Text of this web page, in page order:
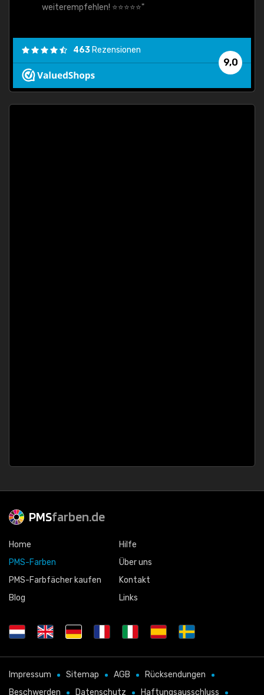
weiterempfehlen! ⭐⭐⭐⭐⭐"
9,0
463 Rezensionen
PMSfarben.de
Home
PMS-Farben
PMS-Farbfächer kaufen
Blog
Hilfe
Über uns
Kontakt
Links
Impressum Sitemap AGB
Rücksendungen
Beschwerden
Datenschutz Haftungsausschluss